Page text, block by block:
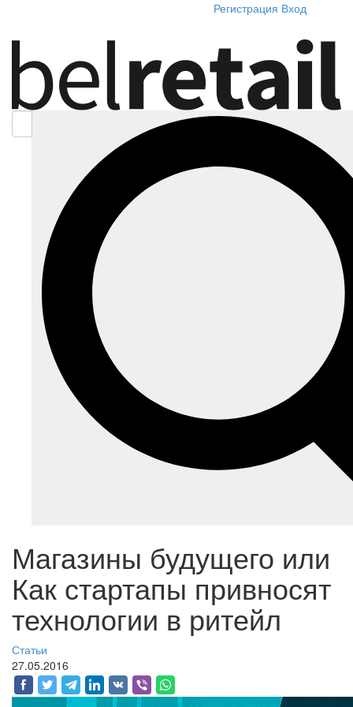
Регистрация Вход
Магазины будущего или
Как стартапы привносят
технологии в ритейл
Статьи
27.05.2016